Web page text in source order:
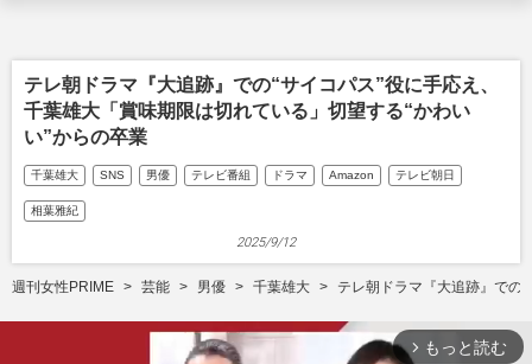
テレ朝ドラマ『大追跡』での“サイコパス”役に手応え、
千葉雄大「賞味期限は切れている」切望する“かわい
い”からの卒業
千葉雄大 SNS 男優 テレビ番組 ドラマ Amazon テレビ朝日
相葉雅紀
2025/9/12
週刊女性PRIME 芸能 男優 千葉雄大 テレ朝ドラマ『大追跡』での
arrow_forward_ios もっと読む